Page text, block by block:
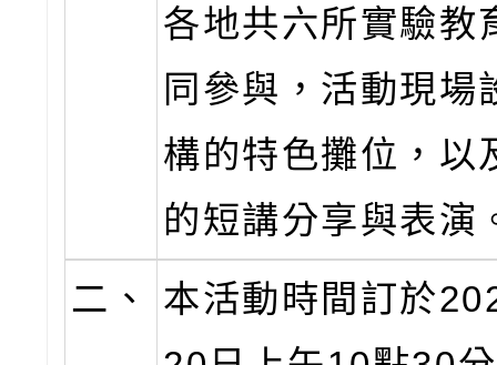
各地共六所實驗教
同參與，活動現場
構的特色攤位，以
的短講分享與表演
二、
本活動時間訂於